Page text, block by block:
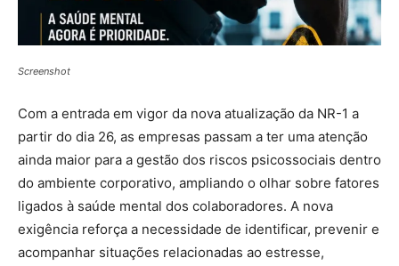
Screenshot
Com a entrada em vigor da nova atualização da NR-1 a
partir do dia 26, as empresas passam a ter uma atenção
ainda maior para a gestão dos riscos psicossociais dentro
do ambiente corporativo, ampliando o olhar sobre fatores
ligados à saúde mental dos colaboradores. A nova
exigência reforça a necessidade de identificar, prevenir e
acompanhar situações relacionadas ao estresse,